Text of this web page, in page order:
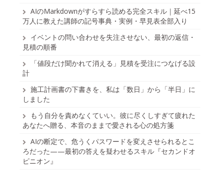
AIのMarkdownがすらすら読める完全スキル｜延べ15
万人に教えた講師の記号事典・実例・早見表全部入り
イベントの問い合わせを失注させない、最初の返信・
見積の順番
「値段だけ聞かれて消える」見積を受注につなげる設
計
施工計画書の下書きを、私は「数日」から「半日」に
しました
もう自分を責めなくていい。彼に尽くしすぎて疲れた
あなたへ贈る、本音のままで愛される心の処方箋
AIの断定で、危うくパスワードを変えさせられるとこ
ろだった——最初の答えを疑わせるスキル『セカンドオ
ピニオン』